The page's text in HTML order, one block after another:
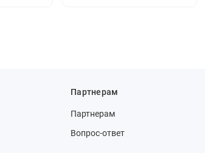
Партнерам
Партнерам
Вопрос-ответ